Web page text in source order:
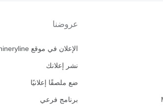
عروضنا
الإعلان في موقع Machineryline.
نشر إعلانك
ضع ملصقًا إعلانيًا
برنامج فرعي